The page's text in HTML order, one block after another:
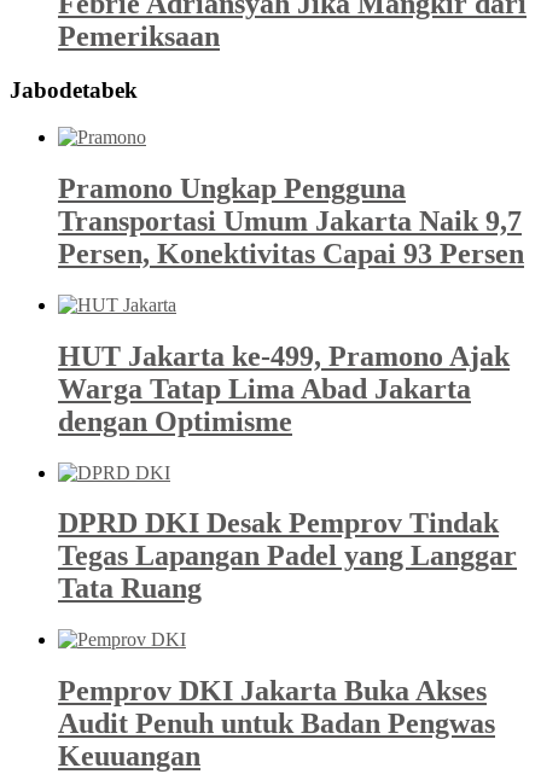
Pemeriksaan
Jabodetabek
Pramono Ungkap Pengguna
Transportasi Umum Jakarta Naik 9,7
Persen, Konektivitas Capai 93 Persen
HUT Jakarta ke-499, Pramono Ajak
Warga Tatap Lima Abad Jakarta
dengan Optimisme
DPRD DKI Desak Pemprov Tindak
Tegas Lapangan Padel yang Langgar
Tata Ruang
Pemprov DKI Jakarta Buka Akses
Audit Penuh untuk Badan Pengwas
Keuuangan